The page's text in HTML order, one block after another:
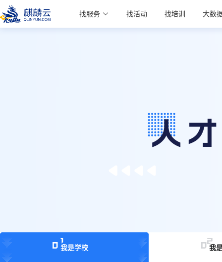
麒麟学院
Kylin Academy 找服务 找活动 找培训 大数
我是学校 我